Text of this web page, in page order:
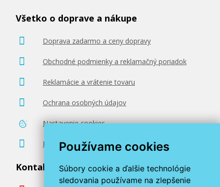
Používame cookies
Súbory cookie a ďalšie technológie
sledovania používame na zlepšenie
Všetko o doprave a nákupe
Doprava zadarmo a ceny dopravy
Obchodné podmienky a reklamačný poriadok
Reklamácie a vrátenie tovaru
Ochrana osobných údajov
Nastavenie cookies
Poradenstvo zadarmo
Kontaktujte nás